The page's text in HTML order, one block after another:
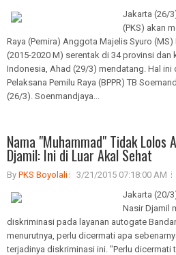
Jakarta (26/
(PKS) akan
Raya (Pemira) Anggota Majelis Syuro
(2015-2020 M) serentak di 34 provinsi
Indonesia, Ahad (29/3) mendatang. Hal ini
Pelaksana Pemilu Raya (BPPR) TB
(26/3). Soenmandjaya...
Nama "Muhammad" Tidak Lolos
Djamil: Ini di Luar Akal Sehat
By PKS Boyolali
3/21/2015 07:18:00 AM
Jakarta (20/
Nasir Djamil
diskriminasi pada layanan autogate
menurutnya, perlu dicermati apa
terjadinya diskriminasi ini. "Perlu dicermati